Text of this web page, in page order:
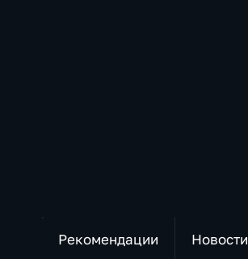
Рекомендации Новости